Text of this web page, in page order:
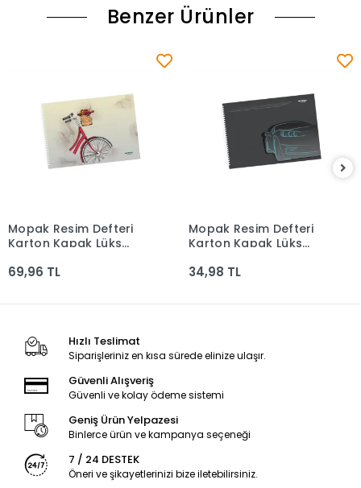
Benzer Ürünler
Sepete Ekle
Mopak Resim Defteri
Karton Kapak Lüks
69,96 TL
Sepete Ekle
Mopak Resim Defteri
Karton Kapak Lüks
34,98 TL
Hızlı Teslimat
Siparişleriniz en kısa sürede elinize ulaşır.
Güvenli Alışveriş
Güvenli ve kolay ödeme sistemi
Geniş Ürün Yelpazesi
Binlerce ürün ve kampanya seçeneği
7 / 24 DESTEK
Öneri ve şikayetlerinizi bize iletebilirsiniz.